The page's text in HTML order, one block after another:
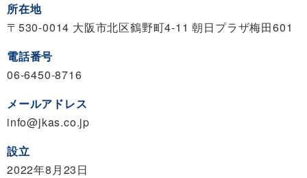
所在地
〒530-0014 大阪市北区鶴野町4-11 朝日プラザ梅田601
電話番号
06-6450-8716
メールアドレス
info@jkas.co.jp
設立
2022年8月23日